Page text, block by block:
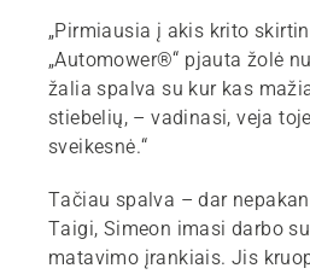
„Pirmiausia į akis krito
„Automower®“ pjauta žolė
žalia spalva su kur kas
stiebelių, – vadinasi, veja
sveikesnė.“
Tačiau spalva – dar
Taigi, Simeon imasi darbo
matavimo įrankiais. Jis